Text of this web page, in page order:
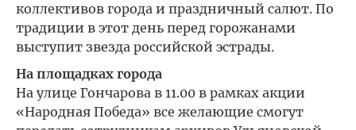
коллективов города и праздничный салют. По
традиции в этот день перед горожанами
выступит звезда российской эстрады.
На площадках города
На улице Гончарова в 11.00 в рамках акции
«Народная Победа» все желающие смогут